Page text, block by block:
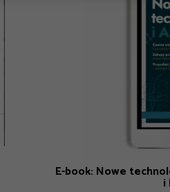
E-book: Nowe
i